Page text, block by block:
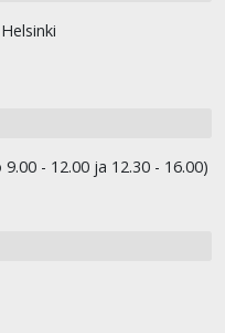
- 12.00 ja 12.30 - 16.00)